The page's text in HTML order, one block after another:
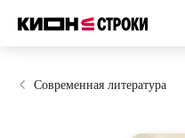
Современная литература